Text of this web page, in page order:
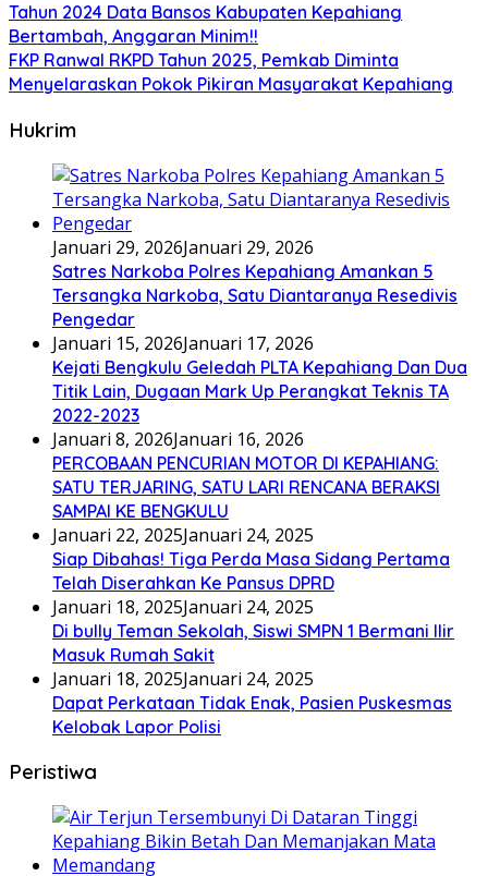
Tahun 2024 Data Bansos Kabupaten Kepahiang
Bertambah, Anggaran Minim!!
FKP Ranwal RKPD Tahun 2025, Pemkab Diminta
Menyelaraskan Pokok Pikiran Masyarakat Kepahiang
Hukrim
Januari 29, 2026Januari 29, 2026
Satres Narkoba Polres Kepahiang Amankan 5
Tersangka Narkoba, Satu Diantaranya Resedivis
Pengedar
Januari 15, 2026Januari 17, 2026
Kejati Bengkulu Geledah PLTA Kepahiang Dan Dua
Titik Lain, Dugaan Mark Up Perangkat Teknis TA
2022-2023
Januari 8, 2026Januari 16, 2026
PERCOBAAN PENCURIAN MOTOR DI KEPAHIANG:
SATU TERJARING, SATU LARI RENCANA BERAKSI
SAMPAI KE BENGKULU
Januari 22, 2025Januari 24, 2025
Siap Dibahas! Tiga Perda Masa Sidang Pertama
Telah Diserahkan Ke Pansus DPRD
Januari 18, 2025Januari 24, 2025
Di bully Teman Sekolah, Siswi SMPN 1 Bermani Ilir
Masuk Rumah Sakit
Januari 18, 2025Januari 24, 2025
Dapat Perkataan Tidak Enak, Pasien Puskesmas
Kelobak Lapor Polisi
Peristiwa